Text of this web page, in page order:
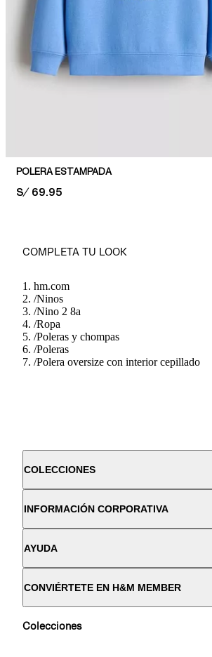
POLERA ESTAMPADA
PRICE:
S/ 69.95
COMPLETA TU LOOK
hm.com
/Ninos
/Nino 2 8a
/Ropa
/Poleras y chompas
/Poleras
/Polera oversize con interior cepillado
COLECCIONES
INFORMACIÓN CORPORATIVA
AYUDA
CONVIÉRTETE EN H&M MEMBER
Colecciones